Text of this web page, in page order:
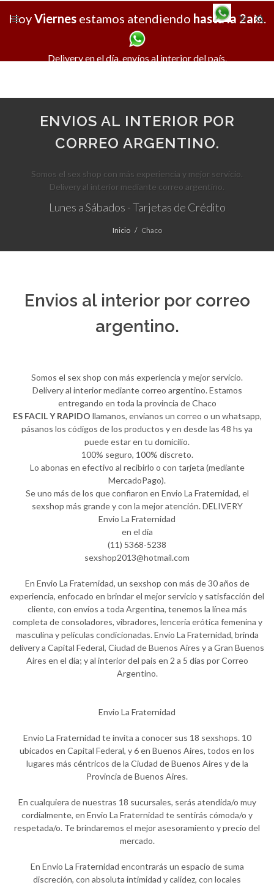
X
HoyViernesestamos atendiendo hasta la 2am.
Delivery en el día, envíos al interior del país.
ENVIOS AL INTERIOR POR
CORREO ARGENTINO.
Somos el sex shop con más experiencia y mejor servicio.
Delivery al interior mediante correo argentino.
Lunes a Sábados - Tarjetas de Crédito
Inicio Chaco
Envios al interior por correo
argentino.
Somos el sex shop con más experiencia y mejor servicio.
Delivery al interior mediante correo argentino. Estamos
entregando en toda la provincia de Chaco
ES FACIL Y RAPIDO llamanos, envianos un correo o un whatsapp,
pásanos los códigos de los productos y en desde las 48 hs ya
puede estar en tu domicilio.
100% seguro, 100% discreto.
Lo abonas en efectivo al recibirlo o con tarjeta (mediante
MercadoPago).
Se uno más de los que confiaron en Envio La Fraternidad, el
sexshop más grande y con la mejor atención. DELIVERY
Envio La Fraternidad
en el día
(11) 5368-5238
sexshop2013@hotmail.com
En Envio La Fraternidad, un sexshop con más de 30 años de
experiencia, enfocado en brindar el mejor servicio y satisfacción del
cliente, con envíos a toda Argentina, tenemos la línea más
completa de consoladores, vibradores, lencería erótica femenina y
masculina y películas condicionadas. Envio La Fraternidad, brinda
delivery a Capital Federal, Ciudad de Buenos Aires y a Gran Buenos
Aires en el día; y al interior del pais en 2 a 5 días por Correo
Argentino.
Envio La Fraternidad
Envio La Fraternidad te invita a conocer sus 18 sexshops. 10
ubicados en Capital Federal, y 6 en Buenos Aires, todos en los
lugares más céntricos de la Ciudad de Buenos Aires y de la
Provincia de Buenos Aires.
En cualquiera de nuestras 18 sucursales, serás atendida/o muy
cordialmente, en Envio La Fraternidad te sentirás cómoda/o y
respetada/o. Te brindaremos el mejor asesoramiento y precio del
mercado.
En Envio La Fraternidad encontrarás un espacio de suma
discreción, con absoluta intimidad y calidez, con locales